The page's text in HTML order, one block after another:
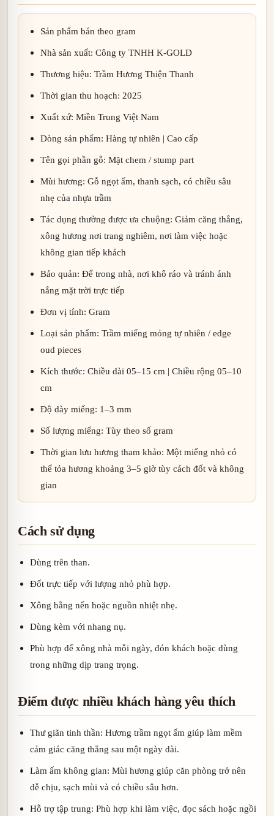
Sản phẩm bán theo gram
Nhà sản xuất: Công ty TNHH K-GOLD
Thương hiệu: Trầm Hương Thiện Thanh
Thời gian thu hoạch: 2025
Xuất xứ: Miền Trung Việt Nam
Dòng sản phẩm: Hàng tự nhiên | Cao cấp
Tên gọi phần gỗ: Mặt chem / stump part
Mùi hương: Gỗ ngọt ấm, thanh sạch, có chiều sâu
nhẹ của nhựa trầm
Tác dụng thường được ưa chuộng: Giảm căng thẳng,
xông hương nơi trang nghiêm, nơi làm việc hoặc
không gian tiếp khách
Bảo quản: Để trong nhà, nơi khô ráo và tránh ánh
nắng mặt trời trực tiếp
Đơn vị tính: Gram
Loại sản phẩm: Trầm miếng mỏng tự nhiên / edge
oud pieces
Kích thước: Chiều dài 05–15 cm | Chiều rộng 05–10
cm
Độ dày miếng: 1–3 mm
Số lượng miếng: Tùy theo số gram
Thời gian lưu hương tham khảo: Một miếng nhỏ có
thể tỏa hương khoảng 3–5 giờ tùy cách đốt và không
gian
Cách sử dụng
Dùng trên than.
Đốt trực tiếp với lượng nhỏ phù hợp.
Xông bằng nến hoặc nguồn nhiệt nhẹ.
Dùng kèm với nhang nụ.
Phù hợp để xông nhà mỗi ngày, đón khách hoặc dùng
trong những dịp trang trọng.
Điểm được nhiều khách hàng yêu thích
Thư giãn tinh thần: Hương trầm ngọt ấm giúp làm mềm
cảm giác căng thẳng sau một ngày dài.
Làm ấm không gian: Mùi hương giúp căn phòng trở nên
dễ chịu, sạch mùi và có chiều sâu hơn.
Hỗ trợ tập trung: Phù hợp khi làm việc, đọc sách hoặc ngồi